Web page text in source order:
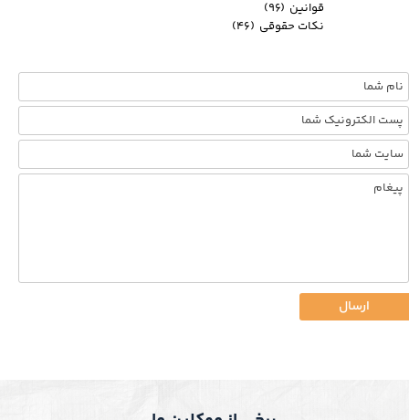
ارسال
قوانین (۹۶)
نکات حقوقی (۴۶)